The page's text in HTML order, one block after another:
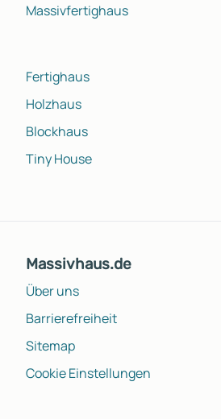
Massivfertighaus
Fertighaus
Holzhaus
Blockhaus
Tiny House
Massivhaus.de
Über uns
Barrierefreiheit
Sitemap
Cookie Einstellungen